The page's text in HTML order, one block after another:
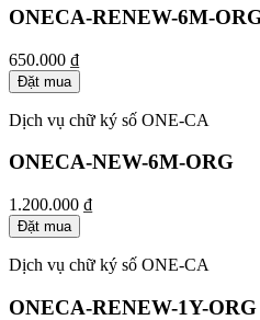
ONECA-RENEW-6M-
650.000 ₫
Đặt mua
Dịch vụ chữ ký số ONE-CA
ONECA-NEW-6M-ORG
1.200.000 ₫
Đặt mua
Dịch vụ chữ ký số ONE-CA
ONECA-RENEW-1Y-ORG